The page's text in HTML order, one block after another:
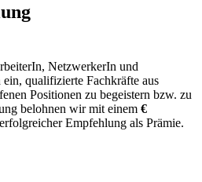
NetzwerkerIn und
qualifizierte Fachkräfte aus
Positionen zu begeistern bzw. zu
belohnen wir mit einem €
Empfehlung als Prämie.